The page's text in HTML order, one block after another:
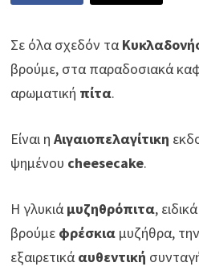
Σε όλα σχεδόν τα
βρούμε, στα παραδοσιακά
αρωματική πίτα.
Είναι ηΑιγαιοπελαγίτικη
ψημένου cheesecake.
Η γλυκιά μυζηθρόπιτα,
βρούμε φρέσκια μυζήθρα, την
εξαιρετικά αυθεντική